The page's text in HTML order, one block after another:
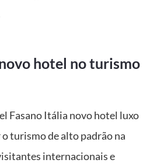
hotel no turismo
Fasano Itália novo hotel luxo
turismo de alto padrão na
internacionais e